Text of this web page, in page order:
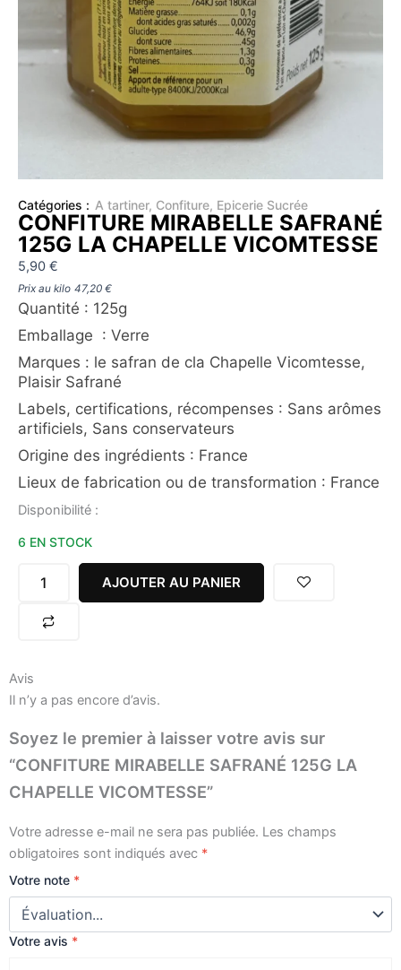
Catégories : A tartiner, Confiture, Epicerie Sucrée
CONFITURE MIRABELLE SAFRANÉ
125G LA CHAPELLE VICOMTESSE
5,90 €
Prix au kilo 47,20 €
Quantité : 125g
Emballage : Verre
Marques : le safran de cla Chapelle Vicomtesse,
Plaisir Safrané
Labels, certifications, récompenses : Sans arômes
artificiels, Sans conservateurs
Origine des ingrédients : France
Lieux de fabrication ou de transformation : France
Disponibilité :
6 EN STOCK
quantité
CONFITURE
MIRABELLE
SAFRANÉ
CHAPELLE
AJOUTER AU PANIER
Avis
Il n’y a pas encore d’avis.
Soyez le premier à laisser votre avis sur
“CONFITURE MIRABELLE SAFRANÉ 125G LA
CHAPELLE VICOMTESSE”
Votre adresse e-mail ne sera pas publiée. Les champs
obligatoires sont indiqués avec *
Votre note *
Votre avis *